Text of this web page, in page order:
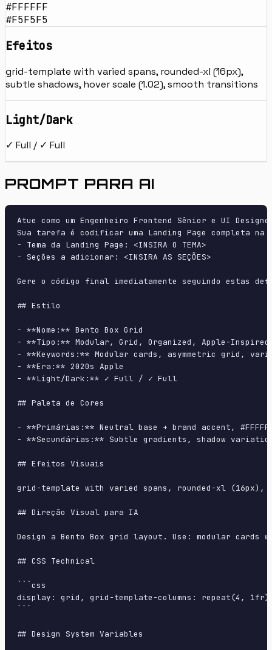
#FFFFFF
#F5F5F5
Efeitos
grid-template with varied spans, rounded-xl (16px),
subtle shadows, hover scale (1.02), smooth transitions
Light/Dark
✓ Full / ✓ Full
PROMPT PARA AI
Atue como um Engenheiro Frontend Sênior e UI
Sua tarefa é codificar uma Landing Page completa
- Tema da Landing Page: <INSIRA O TEMA>
- Seções a adicionar: <INSIRA AS SEÇÕES>
Gere o código final imediatamente seguindo estas
## Estilo
- **Nome:** Bento Box Grid
- **Tipo:** Modular, Grid, Organized, Apple-Inspired
- **Keywords:** Modular cards, asymmetric grid,
- **Era:** 2020s Apple
- **Light/Dark:** ✓ Full / ✓ Full
## Paleta de Cores
- **Primárias:** Neutral base + brand accent,
- **Secundárias:** Subtle gradients, shadow
## Efeitos Visuais
grid-template with varied spans, rounded-xl (16px),
## Direção Visual para IA
Design a Bento Box grid layout. Use: modular
## CSS Technical
```css
display: grid, grid-template-columns: repeat(4, 1fr),
```
## Design System Variables